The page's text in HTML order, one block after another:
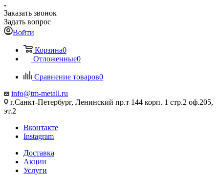
Заказать звонок
Задать вопрос
Войти
Корзина0
Отложенные0
Сравнение товаров0
info@tm-metall.ru
г.Санкт-Петербург, Ленинский пр.т 144 корп. 1 стр.2 оф.205,
эт.2
Вконтакте
Instagram
Доставка
Акции
Услуги